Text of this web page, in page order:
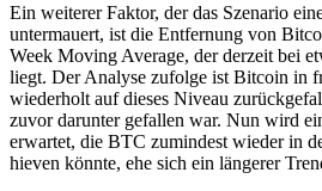
Ein weiterer Faktor, der das Szenario
untermauert, ist die Entfernung von
Week Moving Average, der derzeit bei
liegt. Der Analyse zufolge ist Bitcoin in
wiederholt auf dieses Niveau
zuvor darunter gefallen war. Nun wird
erwartet, die BTC zumindest wieder in
hieven könnte, ehe sich ein längerer